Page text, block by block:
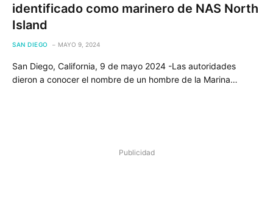
identificado como marinero de NAS North
Island
SAN DIEGO MAYO 9, 2024
San Diego, California, 9 de mayo 2024 -Las autoridades
dieron a conocer el nombre de un hombre de la Marina…
Publicidad